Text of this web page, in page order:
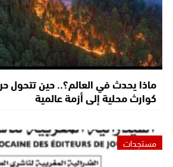
ماذا يحدث في العالم؟.. حين تتحول
كوارث محلية إلى أزمة عالمية
مستجدات